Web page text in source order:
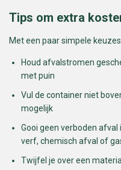
Tips om extra
Met een paar simpele
Houd afvalstromen
met puin
Vul de container niet
mogelijk
Gooi geen verboden afval
verf, chemisch afval of
Twijfel je over een